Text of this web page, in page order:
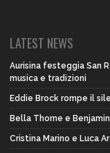
LATEST NEWS
Aurisina festeggia San
musica e tradizioni
Eddie Brock rompe il
Bella Thorne e
Cristina Marino e Luca